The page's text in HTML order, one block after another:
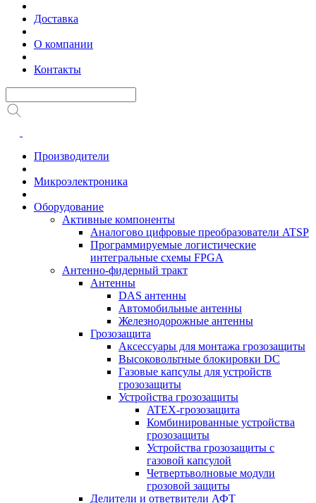
Доставка
О компании
Контакты
Производители
Микроэлектроника
Оборудование
Активные компоненты
Аналогово цифровые преобразователи ATSP
Программируемые логистические
интегральные схемы FPGA
Антенно-фидерный тракт
Антенны
DAS антенны
Автомобильные антенны
Железнодорожные антенны
Грозозащита
Аксессуары для монтажа грозозащиты
Высоковольтные блокировки DC
Газовые капсулы для устройств
грозозащиты
Устройства грозозащиты
ATEX-грозозащита
Комбинированные устройства
грозозащиты
Устройства грозозащиты с
газовой капсулой
Четвертьволновые модули
грозовой защиты
Делители и ответвители АФТ